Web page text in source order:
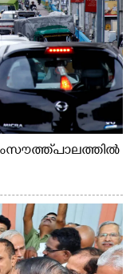
സൗത്ത് പാലത്തിൽ